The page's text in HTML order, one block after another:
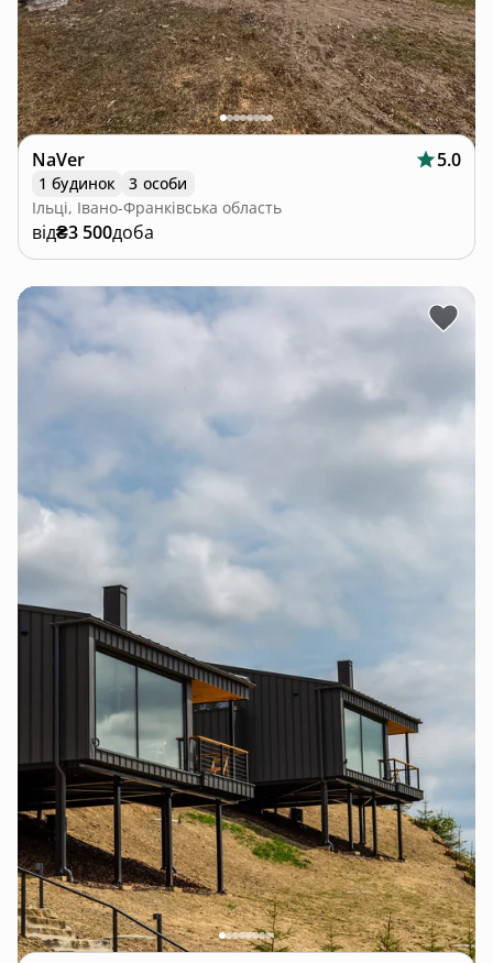
NaVer 5.0
1 будинок
3 особи
Ільці, Івано-Франківська область
від₴3 500доба